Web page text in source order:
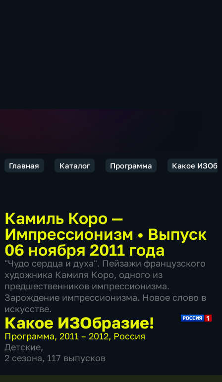
Главная Каталог Программа Какое
Камиль Коро —
Импрессионизм • Выпуск
06 ноября 2011 года
"Чудо сердца и духа". Пейзажи французского
художника Камиля Коро, одного из
предшественников импрессионизма.
Зарождение импрессионизма. Новое слово в
искусстве.
Какое ИЗОбразие!
Программа,2011 – 2012, Россия
Детские,
2 сезона, 117 выпусков